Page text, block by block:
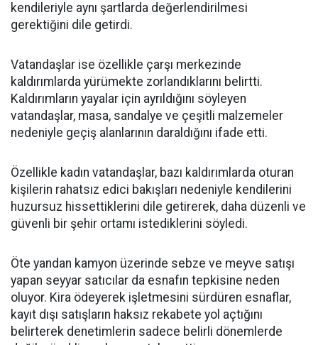
kendileriyle aynı şartlarda değerlendirilmesi
gerektiğini dile getirdi.
Vatandaşlar ise özellikle çarşı merkezinde
kaldırımlarda yürümekte zorlandıklarını belirtti.
Kaldırımların yayalar için ayrıldığını söyleyen
vatandaşlar, masa, sandalye ve çeşitli malzemeler
nedeniyle geçiş alanlarının daraldığını ifade etti.
Özellikle kadın vatandaşlar, bazı kaldırımlarda oturan
kişilerin rahatsız edici bakışları nedeniyle kendilerini
huzursuz hissettiklerini dile getirerek, daha düzenli ve
güvenli bir şehir ortamı istediklerini söyledi.
Öte yandan kamyon üzerinde sebze ve meyve satışı
yapan seyyar satıcılar da esnafın tepkisine neden
oluyor. Kira ödeyerek işletmesini sürdüren esnaflar,
kayıt dışı satışların haksız rekabete yol açtığını
belirterek denetimlerin sadece belirli dönemlerde